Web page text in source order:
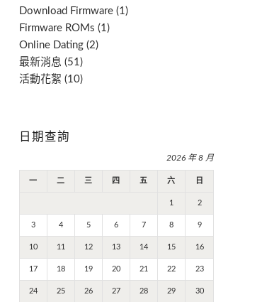
Download Firmware (1)
Firmware ROMs (1)
Online Dating (2)
最新消息 (51)
活動花絮 (10)
日期查詢
2026 年 8 月
一 二 三 四 五 六 日
1 2
3 4 5 6 7 8 9
10 11 12 13 14 15 16
17 18 19 20 21 22 23
24 25 26 27 28 29 30